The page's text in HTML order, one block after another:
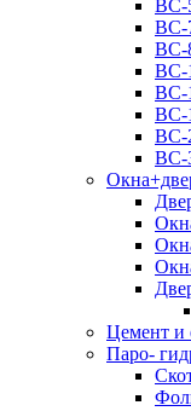
ВС-
ВС-
ВС-
ВС-
ВС-
ВС-
ВС-
ВС-
Цемент и
Паро-